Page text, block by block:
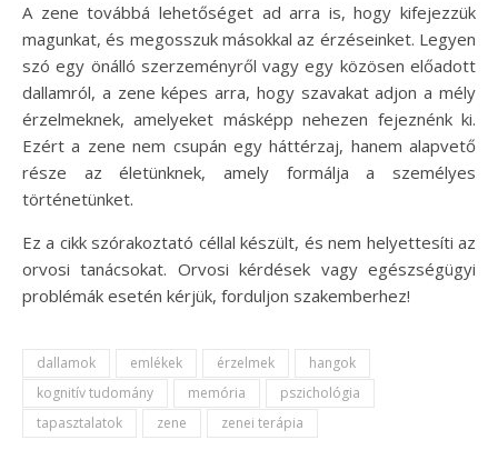
A zene továbbá lehetőséget ad arra is, hogy kifejezzük
magunkat, és megosszuk másokkal az érzéseinket. Legyen
szó egy önálló szerzeményről vagy egy közösen előadott
dallamról, a zene képes arra, hogy szavakat adjon a mély
érzelmeknek, amelyeket másképp nehezen fejeznénk ki.
Ezért a zene nem csupán egy háttérzaj, hanem alapvető
része az életünknek, amely formálja a személyes
történetünket.
Ez a cikk szórakoztató céllal készült, és nem helyettesíti az
orvosi tanácsokat. Orvosi kérdések vagy egészségügyi
problémák esetén kérjük, forduljon szakemberhez!
dallamok emlékek érzelmek
hangok
kognitív tudomány
memória
pszichológia
tapasztalatok
zene zenei terápia